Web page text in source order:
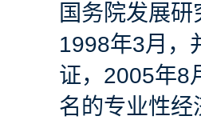
国务院发展
1998年3月，
证， 2005年8
名的专业性经